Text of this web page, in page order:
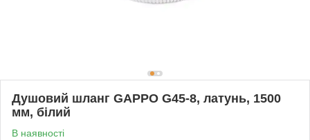
Душовий шланг GAPPO G45-8, латунь, 1500
мм, білий
В наявності